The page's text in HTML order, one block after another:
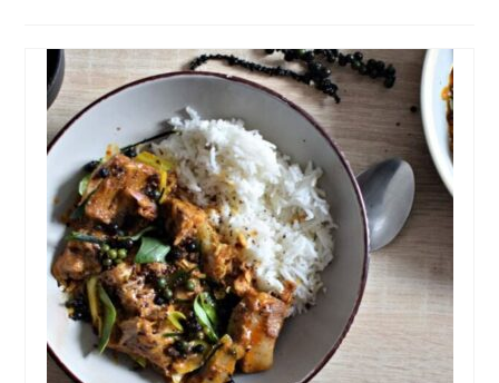
Restaurants – Sorties
Food Trotter